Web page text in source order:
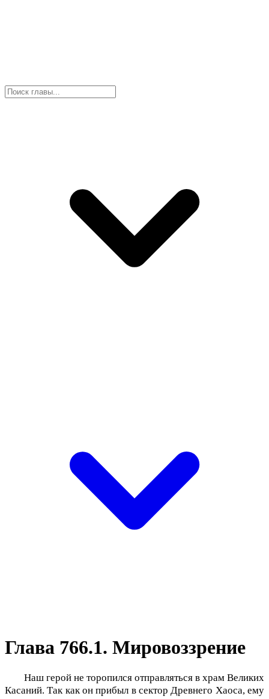
Глава 766.1. Мировоззрение
Наш герой не торопился отправляться в храм Великих
Касаний. Так как он прибыл в сектор Древнего Хаоса, ему